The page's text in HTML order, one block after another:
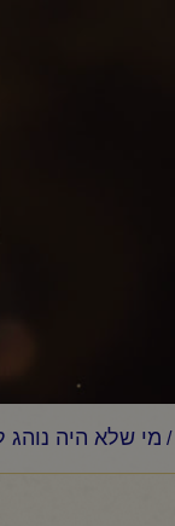
/ מי שלא היה